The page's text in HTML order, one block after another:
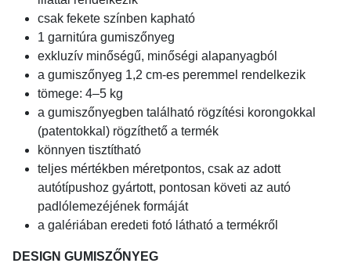
csak fekete színben kapható
1 garnitúra gumiszőnyeg
exkluzív minőségű, minőségi alapanyagból
a gumiszőnyeg 1,2 cm-es peremmel rendelkezik
tömege: 4–5 kg
a gumiszőnyegben található rögzítési korongokkal
(patentokkal) rögzíthető a termék
könnyen tisztítható
teljes mértékben méretpontos, csak az adott
autótípushoz gyártott, pontosan követi az autó
padlólemezéjének formáját
a galériában eredeti fotó látható a termékről
DESIGN GUMISZŐNYEG